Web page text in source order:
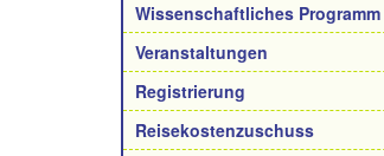
Wissenschaftliches Programm
Veranstaltungen
Registrierung
Reisekostenzuschuss